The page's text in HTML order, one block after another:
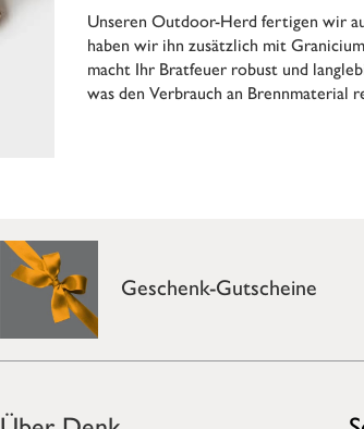
Unseren Outdoor-Herd fertigen wir
haben wir ihn zusätzlich mit Granicium
macht Ihr Bratfeuer robust und
was den Verbrauch an Brennmaterial
Geschenk-Gutscheine